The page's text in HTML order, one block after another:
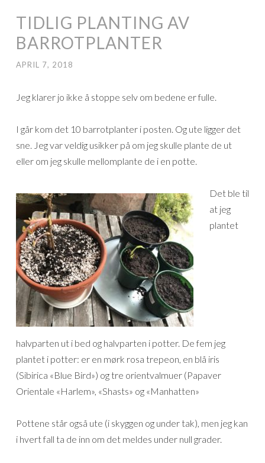
TIDLIG PLANTING AV
BARROTPLANTER
APRIL 7, 2018
Jeg klarer jo ikke å stoppe selv om bedene er fulle.
I går kom det 10 barrotplanter i posten. Og ute ligger det
sne. Jeg var veldig usikker på om jeg skulle plante de ut
eller om jeg skulle mellomplante de i en potte.
Det ble til
at jeg
plantet
halvparten ut i bed og halvparten i potter. De fem jeg
plantet i potter: er en mørk rosa trepeon, en blå iris
(Sibirica «Blue Bird») og tre orientvalmuer (Papaver
Orientale «Harlem», «Shasts» og «Manhatten»
Pottene står også ute (i skyggen og under tak), men jeg kan
i hvert fall ta de inn om det meldes under null grader.